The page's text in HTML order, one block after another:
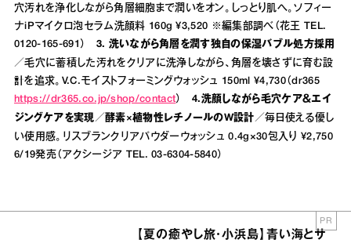
穴汚れを浄化しながら角層細胞まで潤いをオン。しっとり肌へ。ソフィー
ナiPマイクロ泡セラム洗顔料 160g ¥3,520 ※編集部調べ（花王 TEL.
0120-165-691） 3. 洗いながら角層を潤す独自の保湿バブル処方採用
／毛穴に蓄積した汚れをクリアに洗浄しながら、角層を壊さずに育む設
計を追求。V.C.モイストフォーミングウォッシュ 150ml ¥4,730（dr365
https://dr365.co.jp/shop/contact）4.洗顔しながら毛穴ケア＆エイ
ジングケアを実現／酵素×植物性レチノールのW設計／毎日使える優し
い使用感。リスブランクリアパウダーウォッシュ 0.4g×30包入り ¥2,750
6/19発売（アクシージア TEL. 03-6304-5840）
【夏の癒やし旅・小浜島】青い海とサ
PR